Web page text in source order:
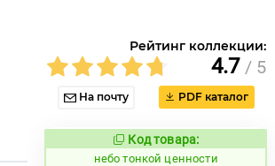
Рейтинг коллекции:
4.7 / 5
На почту PDF каталог
Код товара:
1122242 Код товара:
небо тонкой ценности